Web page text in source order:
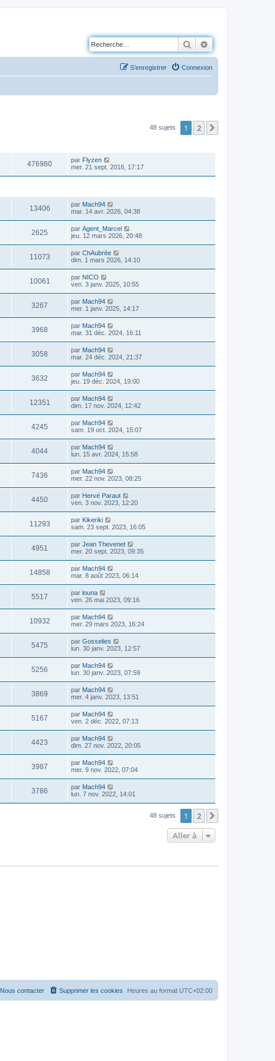
Rechercher
Connexion
S’enregistrer
48 sujets 1 2
476980 par Flyzen
mer. 21 sept. 2016, 17:17
13406 par Mach94
mar. 14 avr. 2026, 04:38
2625 par Agent_Marcel
jeu. 12 mars 2026, 20:48
11073 par ChAubrée
dim. 1 mars 2026, 14:10
10061 par NICO
ven. 3 janv. 2025, 10:55
3267 par Mach94
mer. 1 janv. 2025, 14:17
3968 par Mach94
mar. 31 déc. 2024, 16:11
3058 par Mach94
mar. 24 déc. 2024, 21:37
3632 par Mach94
jeu. 19 déc. 2024, 19:00
12351 par Mach94
dim. 17 nov. 2024, 12:42
4245 par Mach94
sam. 19 oct. 2024, 15:07
4044 par Mach94
lun. 15 avr. 2024, 15:58
7436 par Mach94
mer. 22 nov. 2023, 08:25
4450 par Hervé Paraut
ven. 3 nov. 2023, 12:20
11293 par Kikeriki
sam. 23 sept. 2023, 16:05
4951 par Jean Thevenet
mer. 20 sept. 2023, 09:35
14858 par Mach94
mar. 8 août 2023, 06:14
5517 par louna
ven. 26 mai 2023, 09:16
10932 par Mach94
mer. 29 mars 2023, 16:24
5475 par Gosselies
lun. 30 janv. 2023, 12:57
5256 par Mach94
lun. 30 janv. 2023, 07:59
3869 par Mach94
mer. 4 janv. 2023, 13:51
5167 par Mach94
ven. 2 déc. 2022, 07:13
4423 par Mach94
dim. 27 nov. 2022, 20:05
3987 par Mach94
mer. 9 nov. 2022, 07:04
3786 par Mach94
lun. 7 nov. 2022, 14:01
48 sujets 1 2
Aller à
Heures au format UTC+02:00
Supprimer les cookies
Nous contacter